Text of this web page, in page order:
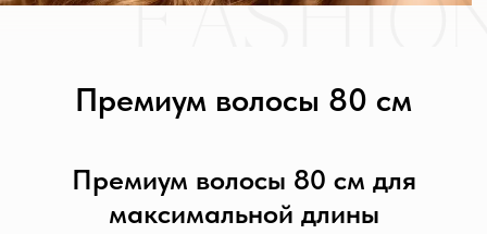
Премиум волосы 80 см
Премиум волосы 80 см для
максимальной длины